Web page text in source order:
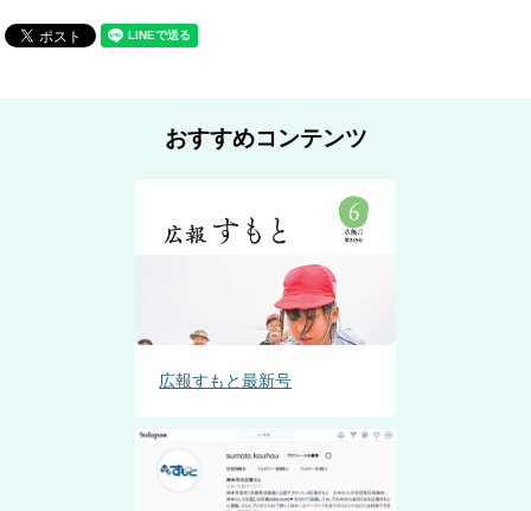
おすすめコンテンツ
広報すもと最新号